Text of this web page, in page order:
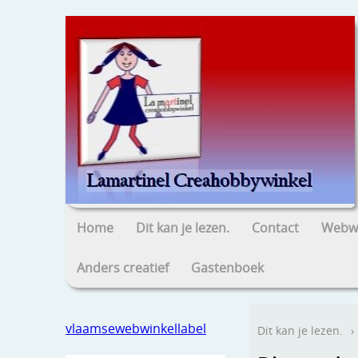
Home Dit kan je lezen. Contact
Anders creatief Gastenboek
vlaamsewebwinkellabel Dit kan je lezen. ›